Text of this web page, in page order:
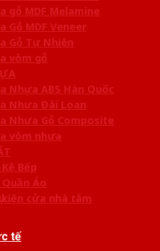
gỗ MDF Melamine
Gỗ MDF Veneer
Gỗ Tự Nhiên
vòm gỗ
Nhựa ABS Hàn Quốc
Nhựa Đài Loan
Nhựa Gỗ Composite
vòm nhựa
Bếp
Quần Áo
kiện cửa nhà tắm
tế